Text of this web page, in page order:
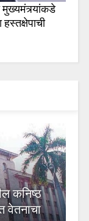
हस्तक्षेपाची
कनिष्ठ
वेतनाचा